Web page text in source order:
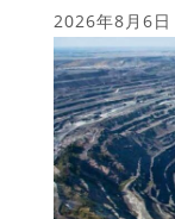
2026年8月6日